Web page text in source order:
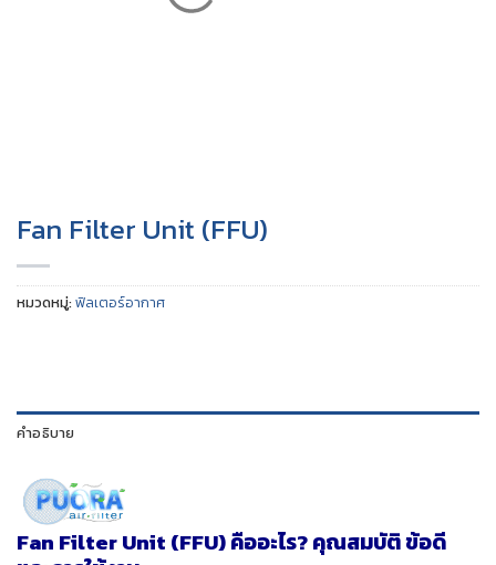
Fan Filter Unit (FFU)
หมวดหมู่: ฟิลเตอร์อากาศ
คำอธิบาย
Fan Filter Unit (FFU) คืออะไร? คุณสมบัติ ข้อดี